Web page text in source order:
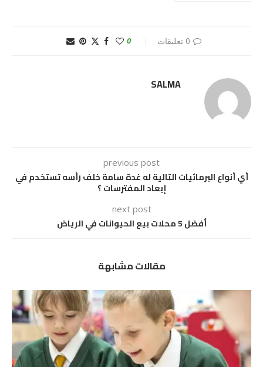
0 تعليقات 0
SALMA
previous post
أي أنواع البرمائيات التالية له غدة سامة خلف رأسه تستخدم في
إبعاد المفترسات ؟
next post
أفضل 5 محلات بيع الحيوانات في الرياض
مقالات مشابهة